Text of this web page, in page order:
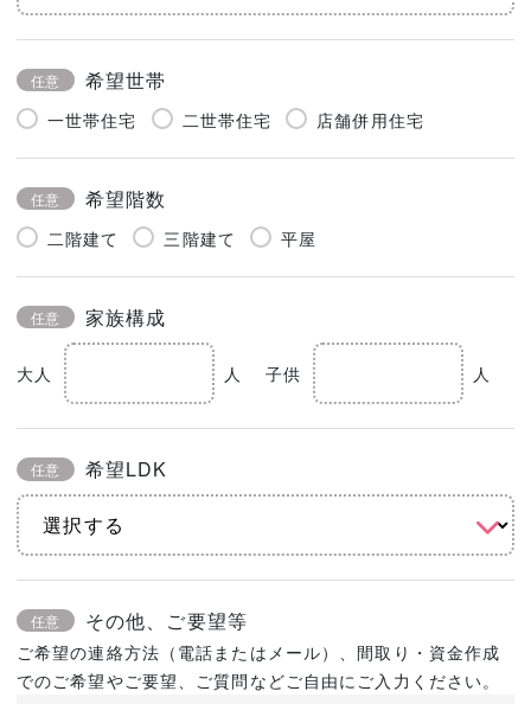
任意 希望世帯
一世帯住宅 二世帯住宅 店舗併用住宅
任意 希望階数
二階建て 三階建て 平屋
任意 家族構成
大人 人 子供 人
任意 希望LDK
任意 その他、ご要望等
ご希望の連絡方法（電話またはメール）、間取り・資金作成
でのご希望やご要望、ご質問などご自由にご入力ください。